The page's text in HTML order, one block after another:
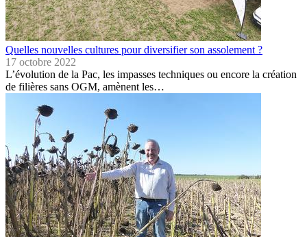
Quelles nouvelles cultures pour diversifier son assolement ?
17 octobre 2022
L’évolution de la Pac, les impasses techniques ou encore la création
de filières sans OGM, amènent les…